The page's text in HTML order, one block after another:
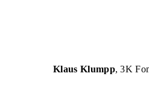
Klaus Klumpp, 3K